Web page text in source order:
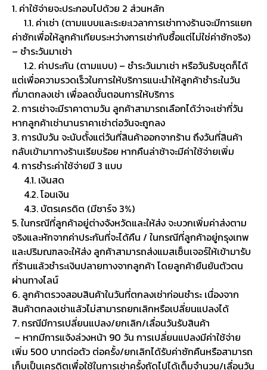
1. ค่าใช้จ่ายจะประกอบไปด้วย 2 ส่วนหลัก
1.1. ค่าเช่า (ตามแบบและระยะเวลาการเช่าทางร้านจะมีการแยก
ค่าซักเพื่อให้ลูกค้าเทียบระหว่างการเช่ากับซื้อแต่ไม่ใช่ค่าซักจริง)
– ชำระวันมาเช่า
1.2. ค่าประกัน (ตามแบบ) – ชำระวันมาเช่า หรือวันรับชุดก็ได้
แต่เพื่อความรวดเร็วในการให้บริการแนะนำให้ลูกค้าชำระในวัน
ที่มาตกลงเช่า เพื่อลดขั้นตอนการให้บริการ
2. การเช่าจะมีราคาตามวัน ลูกค้าสามารถเลือกได้ว่าจะเช่ากี่วัน
หากลูกค้าเช่านานราคาเช่าต่อวันจะถูกลง
3. การนับวัน จะนับตั้งแต่วันที่สินค้าออกจากร้าน ถึงวันที่สินค้า
กลับเข้ามาทางร้านเรียบร้อย หากคืนล่าช้าจะมีค่าใช้จ่ายเพิ่ม
4. การชำระค่าใช้จ่ายมี 3 แบบ
4.1. เงินสด
4.2. โอนเงิน
4.3. บัตรเครดิต (มีชาร์จ 3%)
5. ในกรณีที่ลูกค้าอยู่ต่างจังหวัดและให้ส่ง จะบวกเพิ่มค่าส่งตาม
จริงและหักจากค่าประกันที่จะได้คืน / ในกรณีที่ลูกค้าอยู่กรุงเทพ
และปริมณฑลจะให้ส่ง ลูกค้าสามารถส่งแมสเซ็นเจอร์ให้เข้ามารับ
ที่ร้านแล้วชำระเงินปลายทางจากลูกค้า โดยลูกค้ายืนยันตัวตน
ผ่านทางไลน์
6. ลูกค้าตรวจสอบสินค้าในวันที่ตกลงเช่าก่อนชำระ เนื่องจาก
สินค้าตกลงเช่าแล้วไม่สามารถยกเลิกหรือเปลี่ยนแปลงได้
7. กรณีมีการเปลี่ยนแปลง/ยกเลิก/เลื่อนวันรับสินค้า
– หากมีการแจ้งล่วงหน้า 90 วัน การเปลี่ยนแปลงมีค่าใช้จ่าย
เพิ่ม 500 บาทต่อตัว ต่อครั้ง/ยกเลิกได้รับค่าซักคืนหรือสามารถ
เก็บเป็นเครดิตเพื่อใช้ในการเช่าครั้งถัดไปได้เต็มจำนวน/เลื่อนวัน